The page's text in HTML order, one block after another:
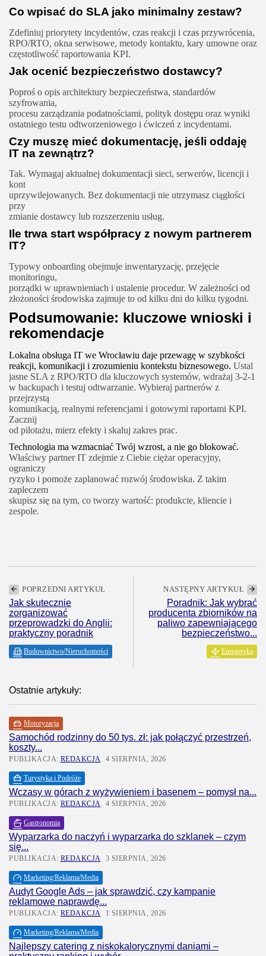
Co wpisać do SLA jako minimalny zestaw?
Zdefiniuj priorytety incydentów, czas reakcji i czas przywrócenia,
RPO/RTO, okna serwisowe, metody kontaktu, kary umowne oraz
częstotliwość raportowania KPI.
Jak ocenić bezpieczeństwo dostawcy?
Poproś o opis architektury bezpieczeństwa, standardów
szyfrowania,
procesu zarządzania podatnościami, polityk dostępu oraz wyniki
ostatniego testu odtworzeniowego i ćwiczeń z incydentami.
Czy muszę mieć dokumentację, jeśli oddaję
IT na zewnątrz?
Tak. Wymagaj aktualnej dokumentacji sieci, serwerów, licencji i
kont
uprzywilejowanych. Bez dokumentacji nie utrzymasz ciągłości
przy
zmianie dostawcy lub rozszerzeniu usług.
Ile trwa start współpracy z nowym partnerem
IT?
Typowy onboarding obejmuje inwentaryzację, przejęcie
monitoringu,
porządki w uprawnieniach i ustalenie procedur. W zależności od
złożoności środowiska zajmuje to od kilku dni do kilku tygodni.
Podsumowanie: kluczowe wnioski i
rekomendacje
Lokalna obsługa IT we Wrocławiu daje przewagę w szybkości
reakcji, komunikacji i zrozumieniu kontekstu biznesowego. Ustal
jasne SLA z RPO/RTO dla kluczowych systemów, wdrażaj 3‑2‑1
w backupach i testuj odtwarzanie. Wybieraj partnerów z
przejrzystą
komunikacją, realnymi referencjami i gotowymi raportami KPI.
Zacznij
od pilotażu, mierz efekty i skaluj zakres prac.
Technologia ma wzmacniać Twój wzrost, a nie go blokować.
Właściwy partner IT zdejmie z Ciebie ciężar operacyjny,
ograniczy
ryzyko i pomoże zaplanować rozwój środowiska. Z takim
zapleczem
skupisz się na tym, co tworzy wartość: produkcie, kliencie i
zespole.
POPRZEDNI ARTYKUŁ
Jak skutecznie
zorganizować
przeprowadzki do Anglii:
praktyczny poradnik
Budownictwo/Nieruchomości
NASTĘPNY ARTYKUŁ
Poradnik: Jak wybrać
producenta zbiorników na
paliwo zapewniającego
bezpieczeństwo...
Energetyka
Ostatnie artykuły:
Motoryzacja
Samochód rodzinny do 50 tys. zł: jak połączyć przestrzeń,
koszty...
PUBLIKACJA: REDAKCJA 4 SIERPNIA, 2026
Turystyka i Podróże
Wczasy w górach z wyżywieniem i basenem – pomysł na...
PUBLIKACJA: REDAKCJA 4 SIERPNIA, 2026
Gastronomia
Wyparzarka do naczyń i wyparzarka do szklanek – czym
się...
PUBLIKACJA: REDAKCJA 3 SIERPNIA, 2026
Marketing/Reklama/Media
Audyt Google Ads – jak sprawdzić, czy kampanie
reklamowe naprawdę...
PUBLIKACJA: REDAKCJA 1 SIERPNIA, 2026
Marketing/Reklama/Media
Najlepszy catering z niskokalorycznymi daniami –